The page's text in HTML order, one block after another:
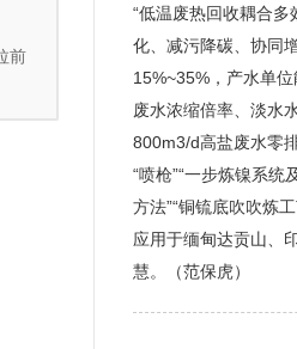
前
“低温废热回收耦合
化、减污降碳、协同
15%~35%，产水单
废水浓缩倍率、淡水
800m3/d高盐废水零
“喷枪”“一步炼镍系统
方法”“铜锍底吹吹炼
应用于缅甸达贡山、
慧。（范保虎）